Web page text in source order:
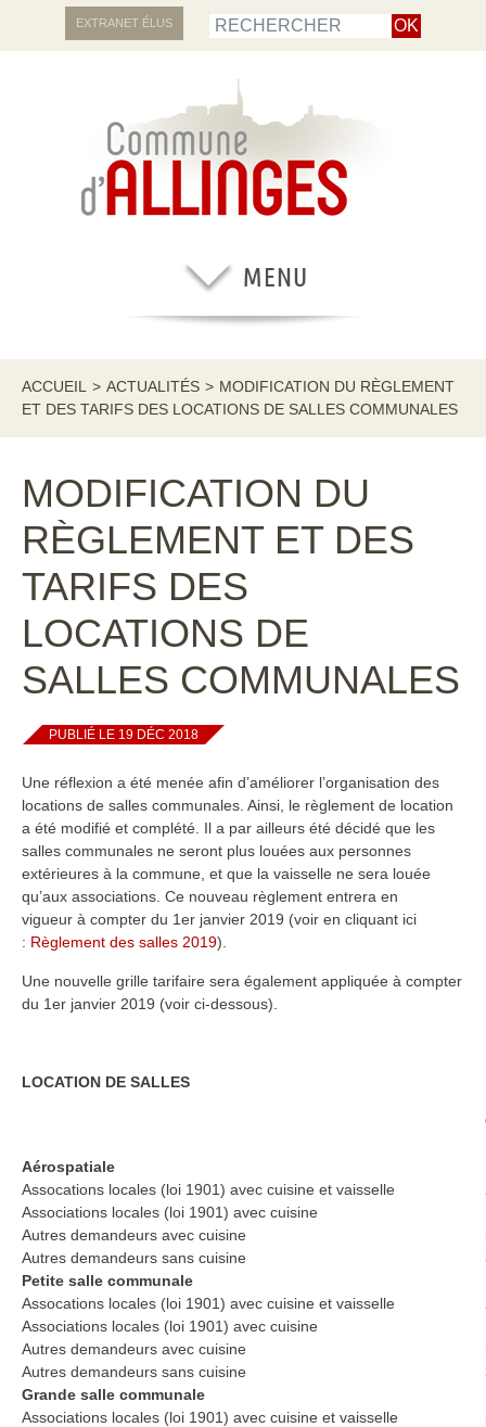
EXTRANET ÉLUS
ACCUEIL > ACTUALITÉS > MODIFICATION DU RÈGLEMENT
ET DES TARIFS DES LOCATIONS DE SALLES COMMUNALES
MODIFICATION DU
RÈGLEMENT ET DES
TARIFS DES
LOCATIONS DE
SALLES COMMUNALES
PUBLIÉ LE 19 DÉC 2018
Une réflexion a été menée afin d’améliorer l’organisation des
locations de salles communales. Ainsi, le règlement de location
a été modifié et complété. Il a par ailleurs été décidé que les
salles communales ne seront plus louées aux personnes
extérieures à la commune, et que la vaisselle ne sera louée
qu’aux associations. Ce nouveau règlement entrera en
vigueur à compter du 1er janvier 2019 (voir en cliquant ici
: Règlement des salles 2019).
Une nouvelle grille tarifaire sera également appliquée à compter
du 1er janvier 2019 (voir ci-dessous).
LOCATION DE SALLES
Aérospatiale
Assocations locales (loi 1901) avec cuisine et vaisselle
Associations locales (loi 1901) avec cuisine
Autres demandeurs avec cuisine
Autres demandeurs sans cuisine
Petite salle communale
Assocations locales (loi 1901) avec cuisine et vaisselle
Associations locales (loi 1901) avec cuisine
Autres demandeurs avec cuisine
Autres demandeurs sans cuisine
Grande salle communale
Associations locales (loi 1901) avec cuisine et vaisselle